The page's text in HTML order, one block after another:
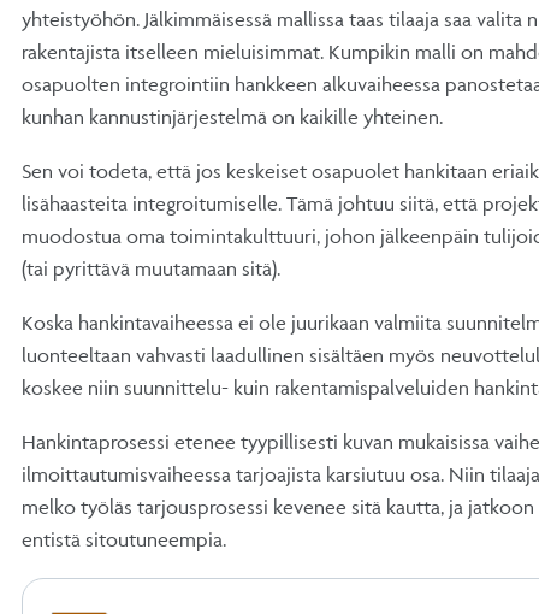
yhteistyöhön. Jälkimmäisessä mallissa taas tilaaja saa
rakentajista itselleen mieluisimmat. Kumpikin malli on
osapuolten integrointiin hankkeen alkuvaiheessa
kunhan kannustinjärjestelmä on kaikille yhteinen.
Sen voi todeta, että jos keskeiset osapuolet hankitaan
lisähaasteita integroitumiselle. Tämä johtuu siitä, että
muodostua oma toimintakulttuuri, johon jälkeenpäin
(tai pyrittävä muutamaan sitä).
Koska hankintavaiheessa ei ole juurikaan valmiita
luonteeltaan vahvasti laadullinen sisältäen myös
koskee niin suunnittelu- kuin rakentamispalveluiden
Hankintaprosessi etenee tyypillisesti kuvan mukaisissa
ilmoittautumisvaiheessa tarjoajista karsiutuu osa. Niin
melko työläs tarjousprosessi kevenee sitä kautta, ja
entistä sitoutuneempia.